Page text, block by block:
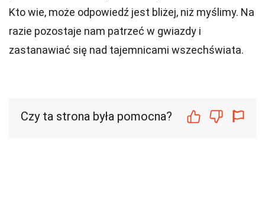
Kto wie, może odpowiedź jest bliżej, niż myślimy. Na
razie pozostaje nam patrzeć w gwiazdy i
zastanawiać się nad tajemnicami wszechświata.
Czy ta strona była pomocna?